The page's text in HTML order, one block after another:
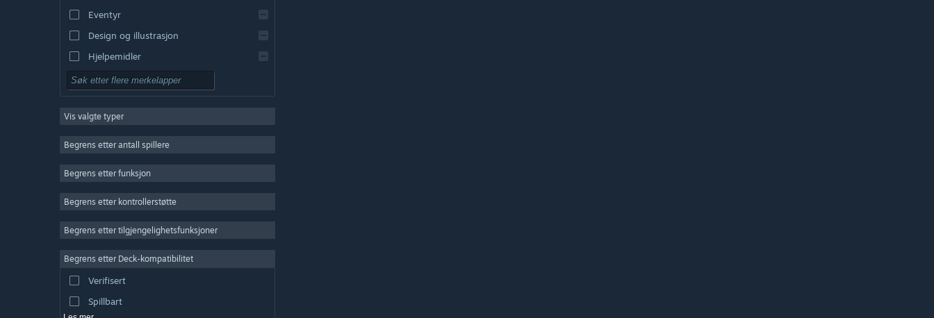
Eventyr
Design og illustrasjon
Hjelpemidler
Gratis å spille
Massivt flerspiller
Indie
Simulering
Videoproduksjon
Fotoredigering
Vis valgte typer
Begrens etter antall spillere
Begrens etter funksjon
Begrens etter kontrollerstøtte
Begrens etter tilgjengelighetsfunksjoner
Begrens etter Deck-kompatibilitet
Verifisert
Spillbart